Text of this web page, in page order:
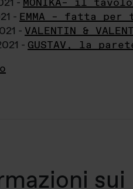
- EMMA – fatta
- VALENTIN &
- GUSTAV, la
sui